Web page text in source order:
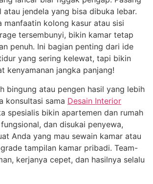
atau jendela yang bisa dibuka lebar.
manfaatin kolong kasur atau sisi
tersembunyi, bikin kamar tetap
penuh. Ini bagian penting dari ide
yang sering kelewat, tapi bikin
kenyamanan jangka panjang!
bingung atau pengen hasil yang lebih
konsultasi sama Desain Interior
spesialis bikin apartemen dan rumah
dan disukai penyewa,
Anda yang mau sewain kamar atau
tampilan kamar pribadi. Team-
kerjanya cepet, dan hasilnya selalu